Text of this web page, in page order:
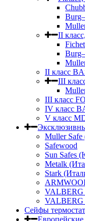
II
II класс
III
III класс
IV класс
V класс
Muller Safe
Safewood
Sun Safes
Metalk
Stark
VALBERG
VALBERG
Сейфы